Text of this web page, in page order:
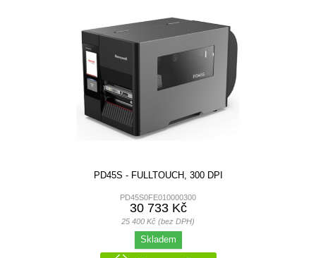
PD45S - FULLTOUCH, 300 DPI
PD45S0FE010000300
30 733 Kč
25 400 Kč (bez DPH)
Skladem